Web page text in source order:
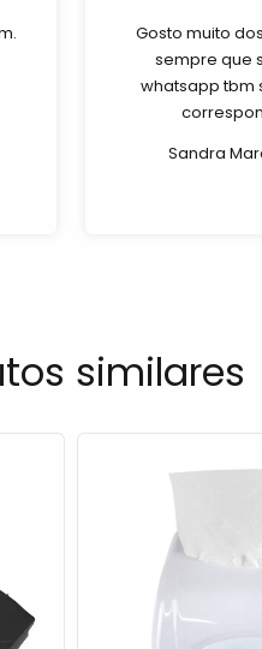
Gosto muito
sempre que
whatsapp tbm
Sandra
similares